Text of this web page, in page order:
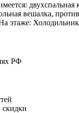
двухспальная
вешалка,
этаже:
РФ
скидки